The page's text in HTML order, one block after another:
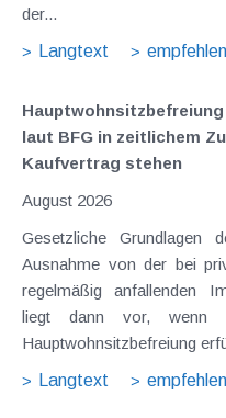
der...
Langtext
empfehlen
laut BFG in zeitlichem
Kaufvertrag stehen
August 2026
Gesetzliche Grundlagen
Ausnahme von der bei
regelmäßig anfallenden
liegt dann vor, wenn
Hauptwohnsitzbefreiung
Langtext
empfehlen